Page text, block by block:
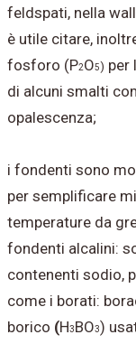
feldspati, nella
è utile citare,
fosforo (P2O5) per
di alcuni smalti
opalescenza;
i fondenti sono
per semplificare
temperature da
fondenti alcalini:
contenenti sodio,
come i borati:
borico (H3BO3)